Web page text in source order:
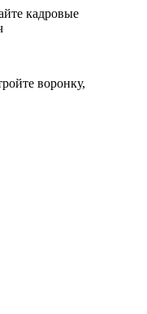
кадровые
воронку,